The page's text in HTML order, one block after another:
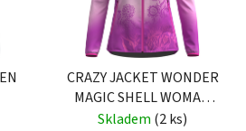
CRAZY JACKET WONDER
MAGIC SHELL WOMAN
POP
Skladem (2 ks)